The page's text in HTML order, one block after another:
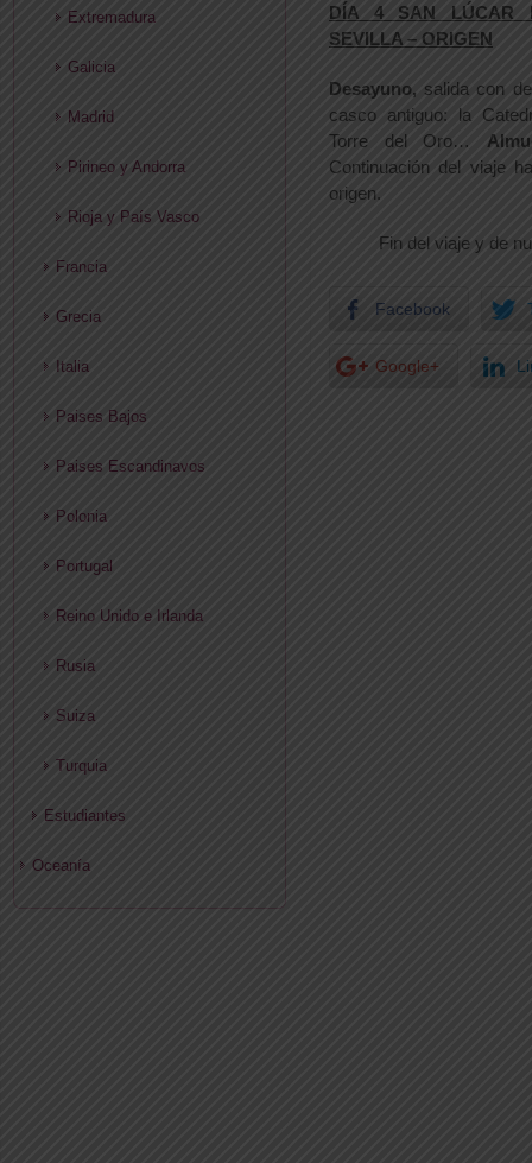
Extremadura
Galicia
Madrid
Pirineo y Andorra
Rioja y País Vasco
Francia
Grecia
Italia
Paises Bajos
Paises Escandinavos
Polonia
Portugal
Reino Unido e Irlanda
Rusia
Suiza
Turquia
Estudiantes
Oceanía
DÍA 4 SAN LÚCAR
SEVILLA – ORIGEN
Desayuno,salida con
casco antiguo: la
Torre del Oro…
Continuación del viaje
origen.
Fin del viaje y de
Facebook
Google+